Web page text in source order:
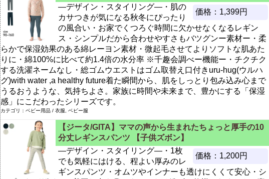
価格：1,399円
―デザイン・スタイリング―・肌の
カサつきが気になる秋冬にぴったり
の風合い・お家でくつろぐ時間に欠かせなくなるレギン
ス・シンプルだから合わせやすさもバツグンー素材ー・柔
らかで保湿効果のある綿レーヨン素材・微起毛させてよりソフトな肌あた
りに・綿100%に比べて約1.4倍の水分率 ※千趣会調べー機能ー・チクチク
する洗濯ネームなし・総ゴムウエストはゴム取替え口付きuru-hug(ウルハ
グ)with water ,a healthy future着た瞬間から、肌をしっとり包み込み心まで
うるおうような、気持ちよさ。家族に時間や未来まで、豊かにする「保湿
感」にこだわったシリーズです。
カテゴリ：ベビー用品 / 衣服, ベビー服
【ジータ/GITA】ママの声から生まれたちょっと厚手の10
分丈レギンスパンツ 【子供ズボン】
価格：1,200円
―デザイン・スタイリング―・1枚
でも気軽にはける、程よい厚みのレ
ギンスパンツ・オムツやインナーも透けにくくて安心・シ